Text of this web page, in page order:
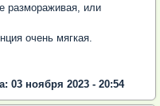
размораживая, или
очень мягкая.
03 ноября 2023 - 20:54